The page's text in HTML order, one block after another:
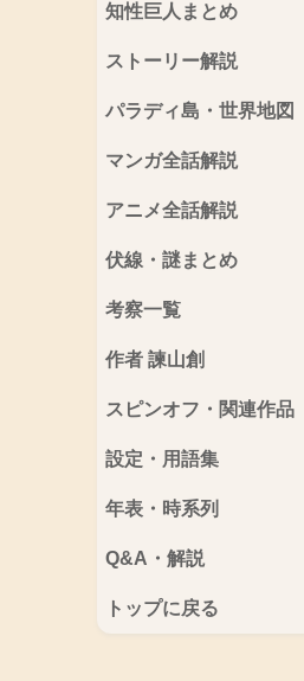
知性巨人まとめ
ストーリー解説
パラディ島・世界地図
マンガ全話解説
アニメ全話解説
伏線・謎まとめ
考察一覧
作者 諫山創
スピンオフ・関連作品
設定・用語集
年表・時系列
Q&A・解説
トップに戻る